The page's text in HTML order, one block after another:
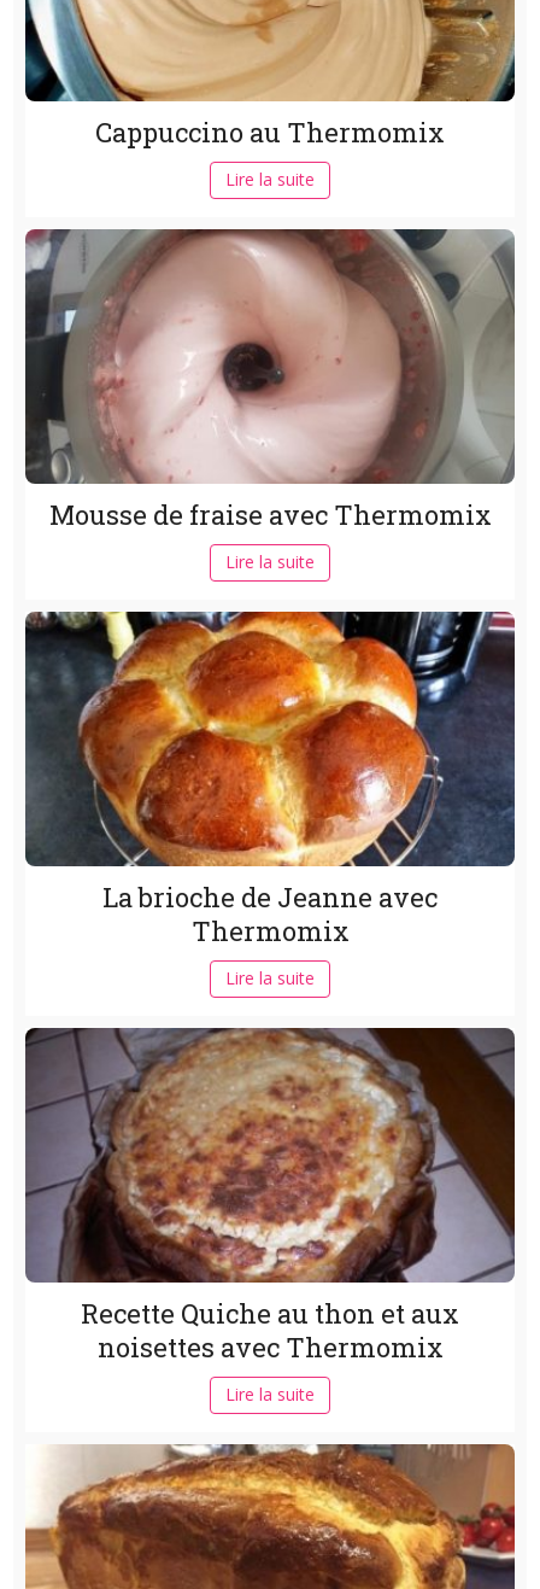
Cappuccino au Thermomix
Lire la suite
Mousse de fraise avec Thermomix
Lire la suite
La brioche de Jeanne avec
Thermomix
Lire la suite
Recette Quiche au thon et aux
noisettes avec Thermomix
Lire la suite